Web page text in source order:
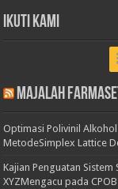
Ikuti Kami
Majalah
Optimasi Polivinil
MetodeSimplex Lattice
Kajian Penguatan Sistem
XYZMengacu pada